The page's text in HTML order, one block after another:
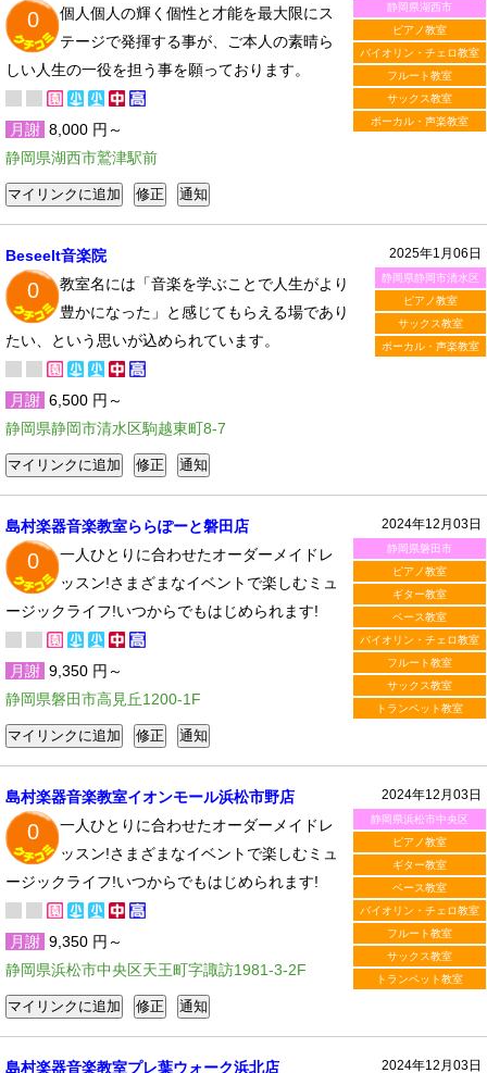
静岡県湖西市
ピアノ教室
バイオリン・チェロ教室
フルート教室
サックス教室
ボーカル・声楽教室
0
個人個人の輝く個性と才能を最大限にス
テージで発揮する事が、ご本人の素晴ら
しい人生の一役を担う事を願っております。
月謝 8,000 円～
静岡県湖西市鷲津駅前
2025年1月06日
静岡県静岡市清水区
ピアノ教室
サックス教室
ボーカル・声楽教室
Beseelt音楽院
0
教室名には「音楽を学ぶことで人生がより
豊かになった」と感じてもらえる場であり
たい、という思いが込められています。
月謝 6,500 円～
静岡県静岡市清水区駒越東町8-7
2024年12月03日
静岡県磐田市
ピアノ教室
ギター教室
ベース教室
バイオリン・チェロ教室
フルート教室
サックス教室
トランペット教室
島村楽器音楽教室ららぽーと磐田店
0
一人ひとりに合わせたオーダーメイドレ
ッスン!さまざまなイベントで楽しむミュ
ージックライフ!いつからでもはじめられます!
月謝 9,350 円～
静岡県磐田市高見丘1200-1F
2024年12月03日
静岡県浜松市中央区
ピアノ教室
ギター教室
ベース教室
バイオリン・チェロ教室
フルート教室
サックス教室
トランペット教室
島村楽器音楽教室イオンモール浜松市野店
0
一人ひとりに合わせたオーダーメイドレ
ッスン!さまざまなイベントで楽しむミュ
ージックライフ!いつからでもはじめられます!
月謝 9,350 円～
静岡県浜松市中央区天王町字諏訪1981-3-2F
2024年12月03日
島村楽器音楽教室プレ葉ウォーク浜北店